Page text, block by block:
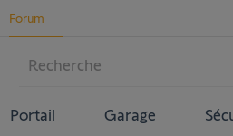
Forum
Portail Garage